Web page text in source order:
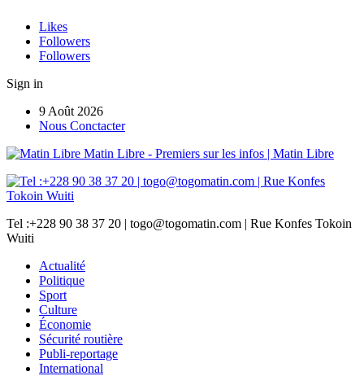
Likes
Followers
Followers
Sign in
9 Août 2026
Nous Conctacter
Matin Libre - Premiers sur les infos | Matin Libre
Tel :+228 90 38 37 20 | togo@togomatin.com | Rue Konfes Tokoin
Wuiti
Actualité
Politique
Sport
Culture
Économie
Sécurité routière
Publi-reportage
International